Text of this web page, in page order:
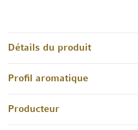
Détails du produit
Profil aromatique
Producteur